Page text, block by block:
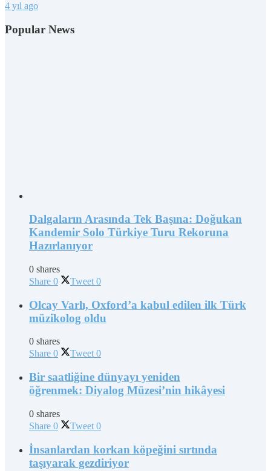
4 yıl ago
Popular News
Dalgaların Arasında Tek Başına: Doğukan
Kandemir Solo Türkiye Turu Rekoruna
Hazırlanıyor
0 shares
Share 0 Tweet 0
Olcay Varlı, Oxford’a kabul edilen ilk Türk
müzikolog oldu
0 shares
Share 0 Tweet 0
Bir saatliğine dünyayı yeniden
öğrenmek: Diyalog Müzesi’nin hikâyesi
0 shares
Share 0 Tweet 0
İnsanlardan korkan köpeğini sırtında
taşıyarak gezdiriyor